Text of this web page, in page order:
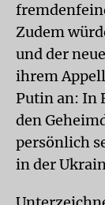
Zudem
und der
ihrem
Putin an: In
den
persönlich
in der